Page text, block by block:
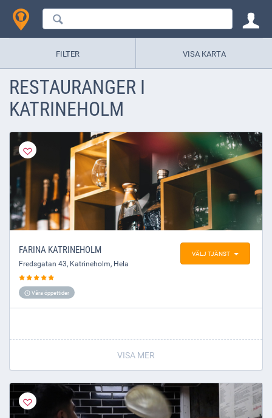
FILTER VISA KARTA
RESTAURANGER I
KATRINEHOLM
VÄLJ TJÄNST
FARINA KATRINEHOLM
Fredsgatan 43, Katrineholm, Hela
Våra öppettider
VISA MER